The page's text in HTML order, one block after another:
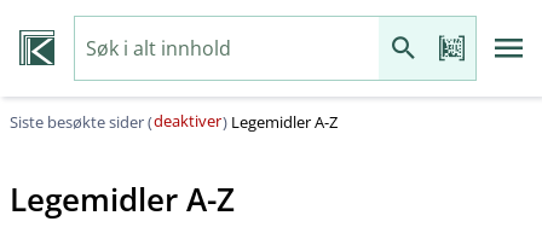
Siste besøkte sider (deaktiver) Legemidler A-Z
Legemidler A-Z